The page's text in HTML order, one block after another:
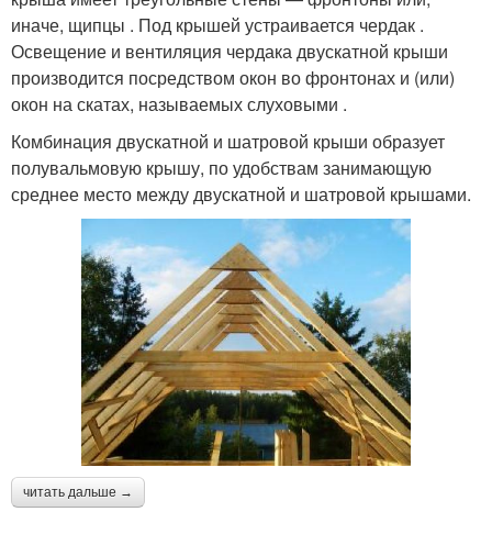
иначе, щипцы . Под крышей устраивается чердак .
Освещение и вентиляция чердака двускатной крыши
производится посредством окон во фронтонах и (или)
окон на скатах, называемых слуховыми .
Комбинация двускатной и шатровой крыши образует
полувальмовую крышу, по удобствам занимающую
среднее место между двускатной и шатровой крышами.
читать дальше →